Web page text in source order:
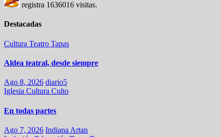
registra 1636016 visitas.
Destacadas
Cultura Teatro Tapas
Aldea teatral, desde siempre
Ago 8, 2026 diario5
Iglesia Cultura Culto
En todas partes
Ago 7, 2026 Indiana Artan